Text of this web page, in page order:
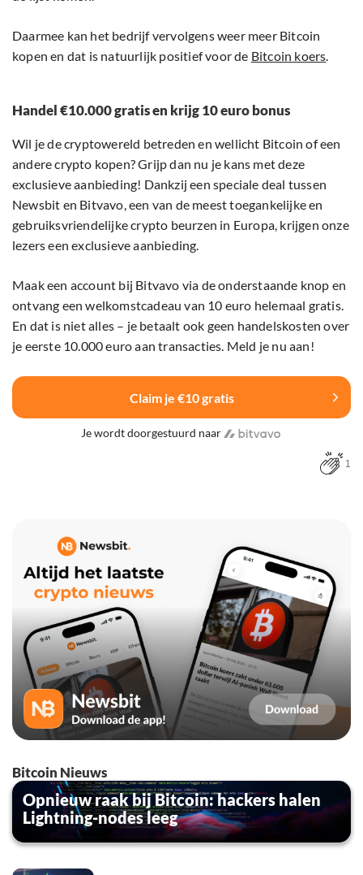
Daarmee kan het bedrijf vervolgens weer meer Bitcoin
kopen en dat is natuurlijk positief voor de Bitcoin koers.
Handel €10.000 gratis en krijg 10 euro bonus
Wil je de cryptowereld betreden en wellicht Bitcoin of een
andere crypto kopen? Grijp dan nu je kans met deze
exclusieve aanbieding! Dankzij een speciale deal tussen
Newsbit en Bitvavo, een van de meest toegankelijke en
gebruiksvriendelijke crypto beurzen in Europa, krijgen onze
lezers een exclusieve aanbieding.
Maak een account bij Bitvavo via de onderstaande knop en
ontvang een welkomstcadeau van 10 euro helemaal gratis.
En dat is niet alles – je betaalt ook geen handelskosten over
je eerste 10.000 euro aan transacties. Meld je nu aan!
Claim je €10 gratis
Je wordt doorgestuurd naar
1
Bitcoin Nieuws
Opnieuw raak bij Bitcoin: hackers halen
Lightning-nodes leeg